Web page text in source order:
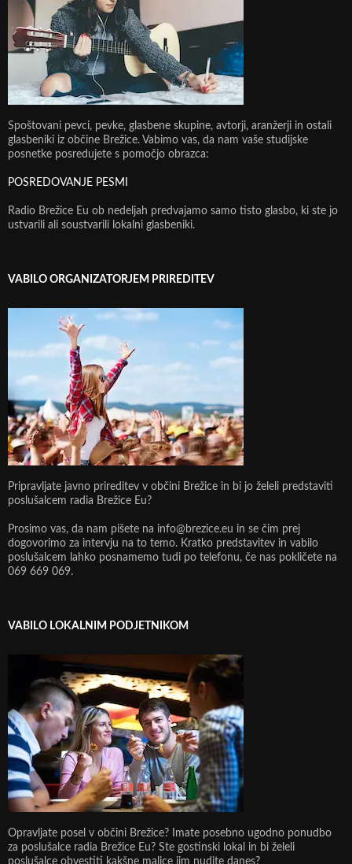
Spoštovani pevci, pevke, glasbene skupine, avtorji, aranžerji in ostali
glasbeniki iz občine Brežice. Vabimo vas, da nam vaše studijske
posnetke posredujete s pomočjo obrazca:
POSREDOVANJE PESMI
Radio Brežice Eu ob nedeljah predvajamo samo tisto glasbo, ki ste jo
ustvarili ali soustvarili lokalni glasbeniki.
VABILO ORGANIZATORJEM PRIREDITEV
Pripravljate javno prireditev v občini Brežice in bi jo želeli predstaviti
poslušalcem radia Brežice Eu?
Prosimo vas, da nam pišete na info@brezice.eu in se čim prej
dogovorimo za intervju na to temo. Kratko predstavitev in vabilo
poslušalcem lahko posnamemo tudi po telefonu, če nas pokličete na
069 669 069.
VABILO LOKALNIM PODJETNIKOM
Opravljate posel v občini Brežice? Imate posebno ugodno ponudbo
za poslušalce radia Brežice Eu? Ste gostinski lokal in bi želeli
poslušalce obvestiti kakšne malice jim nudite danes?